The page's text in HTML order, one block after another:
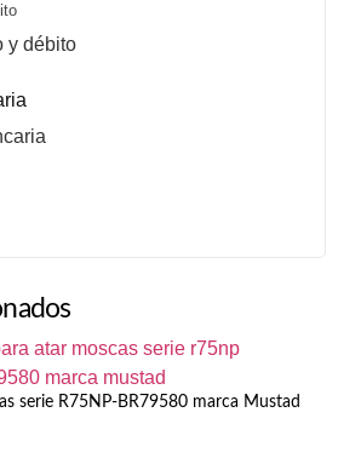
serie R75NP-BR79580 marca Mustad